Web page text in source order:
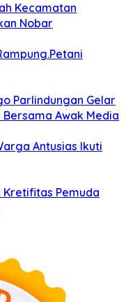
Kecamatan
Nobar
Parlindungan Gelar
Awak Media
Antusias Ikuti
Kretifitas Pemuda